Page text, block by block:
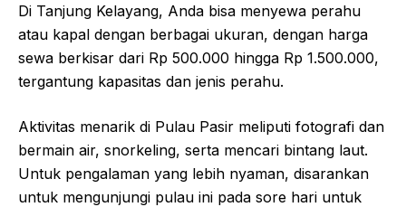
Di Tanjung Kelayang, Anda bisa menyewa perahu
atau kapal dengan berbagai ukuran, dengan harga
sewa berkisar dari Rp 500.000 hingga Rp 1.500.000,
tergantung kapasitas dan jenis perahu.
Aktivitas menarik di Pulau Pasir meliputi fotografi dan
bermain air, snorkeling, serta mencari bintang laut.
Untuk pengalaman yang lebih nyaman, disarankan
untuk mengunjungi pulau ini pada sore hari untuk